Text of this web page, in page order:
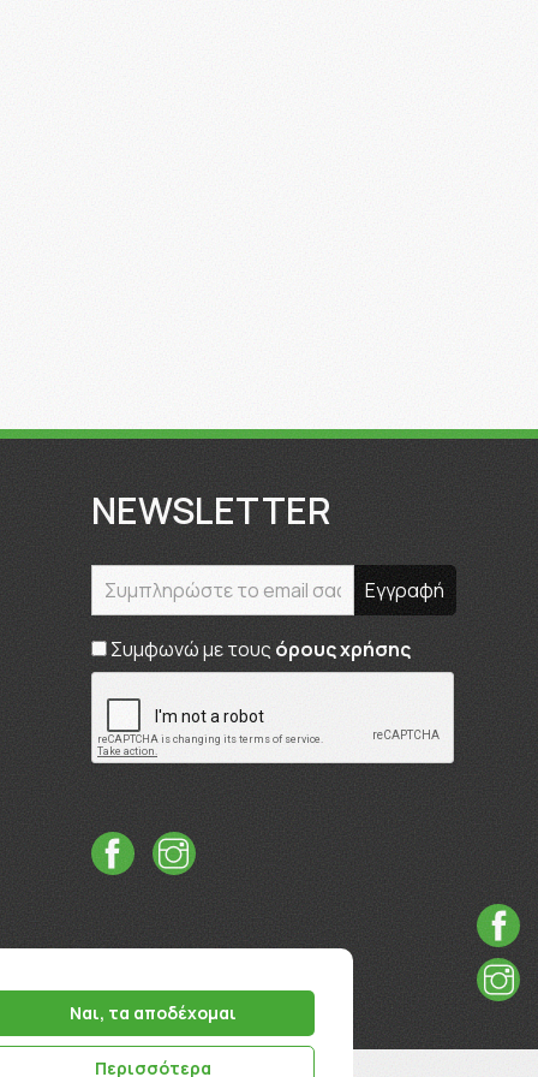
NEWSLETTER
Συμφωνώ με τους όρους χρήσης
Ναι, τα αποδέχομαι
Περισσότερα